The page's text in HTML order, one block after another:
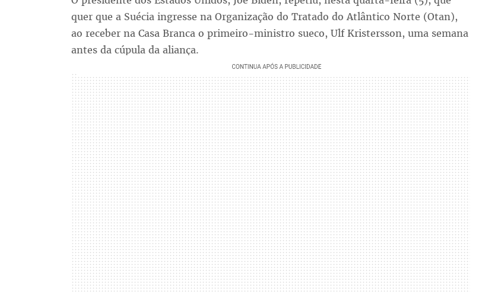
quer que a Suécia ingresse na Organização do Tratado do Atlântico Norte (Otan),
ao receber na Casa Branca o primeiro-ministro sueco, Ulf Kristersson, uma semana
antes da cúpula da aliança.